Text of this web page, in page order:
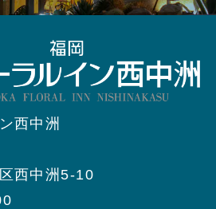
西中洲
西中洲5-10